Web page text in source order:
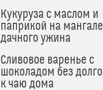
Кукуруза с маслом и
паприкой на
дачного ужина
Сливовое варенье с
шоколадом без
к чаю дома